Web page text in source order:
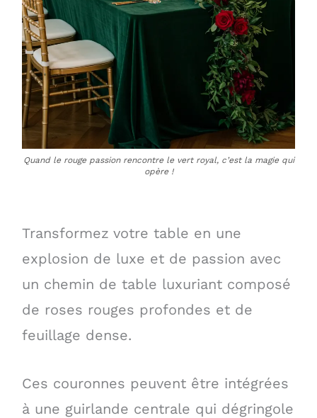
Quand le rouge passion rencontre le vert royal, c’est la magie qui
opère !
Transformez votre table en une
explosion de luxe et de passion avec
un chemin de table luxuriant composé
de roses rouges profondes et de
feuillage dense.
Ces couronnes peuvent être intégrées
à une guirlande centrale qui dégringole